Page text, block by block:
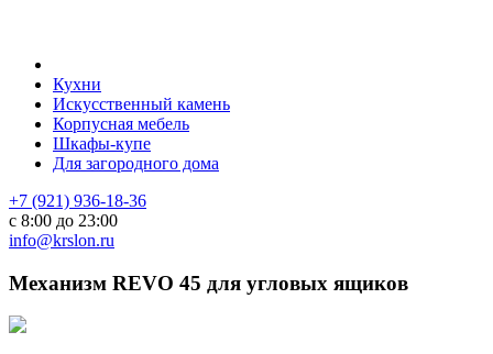
Кухни
Искусственный камень
Корпусная мебель
Шкафы-купе
Для загородного дома
+7 (921) 936-18-36
с 8:00 до 23:00
info@krslon.ru
Механизм REVO 45 для угловых ящиков